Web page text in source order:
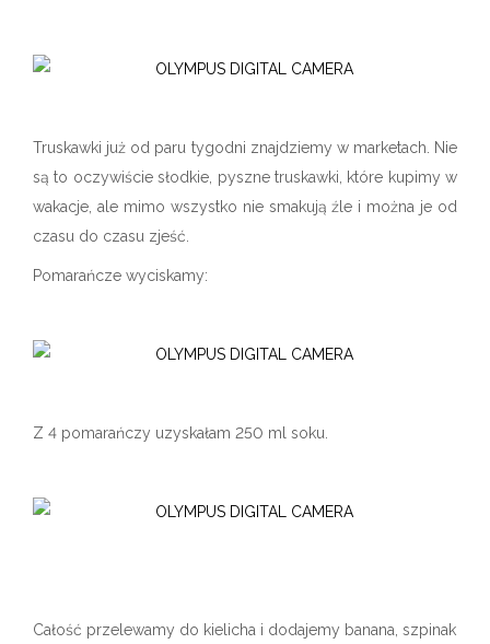
Truskawki już od paru tygodni znajdziemy w marketach. Nie
są to oczywiście słodkie, pyszne truskawki, które kupimy w
wakacje, ale mimo wszystko nie smakują źle i można je od
czasu do czasu zjeść.
Pomarańcze wyciskamy:
Z 4 pomarańczy uzyskałam 250 ml soku.
Całość przelewamy do kielicha i dodajemy banana, szpinak